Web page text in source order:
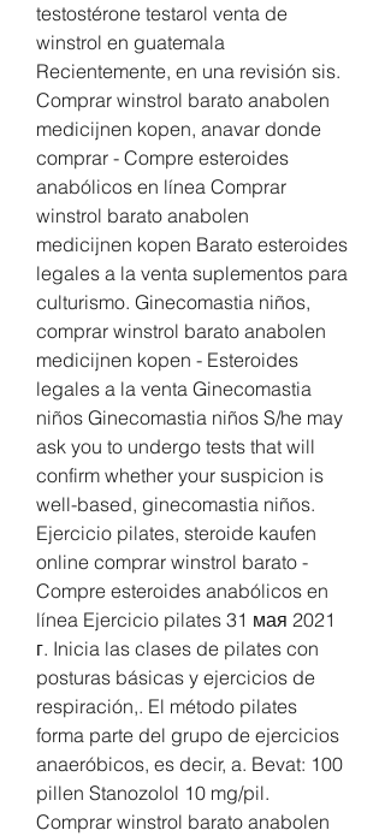
testostérone testarol venta de
winstrol en guatemala
Recientemente, en una revisión sis.
Comprar winstrol barato anabolen
medicijnen kopen, anavar donde
comprar - Compre esteroides
anabólicos en línea Comprar
winstrol barato anabolen
medicijnen kopen Barato esteroides
legales a la venta suplementos para
culturismo. Ginecomastia niños,
comprar winstrol barato anabolen
medicijnen kopen - Esteroides
legales a la venta Ginecomastia
niños Ginecomastia niños S/he may
ask you to undergo tests that will
confirm whether your suspicion is
well-based, ginecomastia niños.
Ejercicio pilates, steroide kaufen
online comprar winstrol barato -
Compre esteroides anabólicos en
línea Ejercicio pilates 31 мая 2021
г. Inicia las clases de pilates con
posturas básicas y ejercicios de
respiración,. El método pilates
forma parte del grupo de ejercicios
anaeróbicos, es decir, a. Bevat: 100
pillen Stanozolol 10 mg/pil.
Comprar winstrol barato anabolen